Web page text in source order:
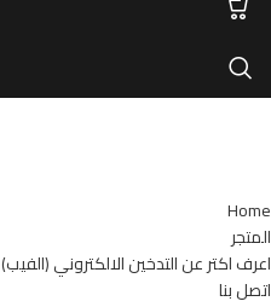
Home
المتجر
اعرف اكتر عن التدخين الالكتروني (الفيب)
اتصل بنا